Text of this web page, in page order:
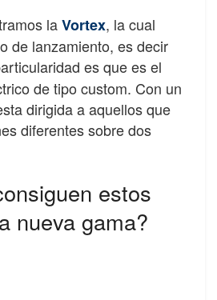
laVortex, la cual
de lanzamiento, es decir
es que es el
de tipo custom. Con un
dirigida a aquellos que
diferentes sobre dos
estos
nueva gama?